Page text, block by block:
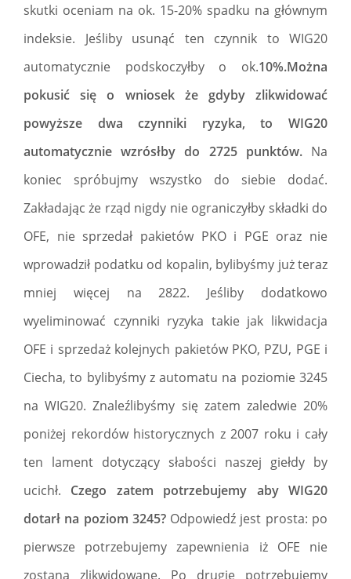
skutki oceniam na ok. 15-20% spadku na głównym
indeksie. Jeśliby usunąć ten czynnik to WIG20
automatycznie podskoczyłby o ok.10%.Można
pokusić się o wniosek że gdyby zlikwidować
powyższe dwa czynniki ryzyka, to WIG20
automatycznie wzrósłby do 2725 punktów. Na
koniec spróbujmy wszystko do siebie dodać.
Zakładając że rząd nigdy nie ograniczyłby składki do
OFE, nie sprzedał pakietów PKO i PGE oraz nie
wprowadził podatku od kopalin, bylibyśmy już teraz
mniej więcej na 2822. Jeśliby dodatkowo
wyeliminować czynniki ryzyka takie jak likwidacja
OFE i sprzedaż kolejnych pakietów PKO, PZU, PGE i
Ciecha, to bylibyśmy z automatu na poziomie 3245
na WIG20. Znaleźlibyśmy się zatem zaledwie 20%
poniżej rekordów historycznych z 2007 roku i cały
ten lament dotyczący słabości naszej giełdy by
ucichł. Czego zatem potrzebujemy aby WIG20
dotarł na poziom 3245?Odpowiedź jest prosta: po
pierwsze potrzebujemy zapewnienia iż OFE nie
zostaną zlikwidowane. Po drugie potrzebujemy